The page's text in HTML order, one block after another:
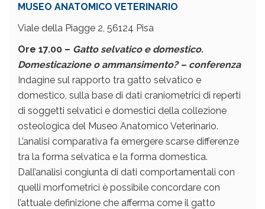
MUSEO ANATOMICO VETERINARIO
Viale della Piagge 2, 56124 Pisa
Ore 17.00 – Gatto selvatico e domestico.
Domesticazione o ammansimento? – conferenza
Indagine sul rapporto tra gatto selvatico e
domestico, sulla base di dati craniometrici di reperti
di soggetti selvatici e domestici della collezione
osteologica del Museo Anatomico Veterinario.
L’analisi comparativa fa emergere scarse differenze
tra la forma selvatica e la forma domestica.
Dall’analisi congiunta di dati comportamentali con
quelli morfometrici è possibile concordare con
l’attuale definizione che afferma come il gatto